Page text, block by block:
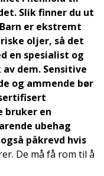
Slik finner du ut
Barn er ekstremt
oljer, så det
en spesialist og
dem. Sensitive
og ammende bør
bruker en
ubehag
påkrevd hvis
De må få rom til å